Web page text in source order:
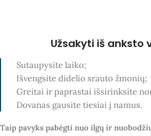
Užsakyti iš anksto
Sutaupysite laiko;
Išvengsite didelio srauto žmonių;
Greitai ir paprastai išsirinksite
Dovanas gausite tiesiai į namus.
Taip pavyks pabėgti nuo ilgų ir